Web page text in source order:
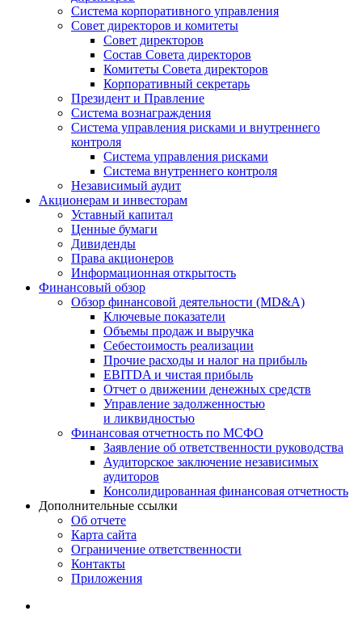
Система корпоративного управления
Совет директоров и комитеты
Совет директоров
Состав Совета директоров
Комитеты Совета директоров
Корпоративный секретарь
Президент и Правление
Система вознаграждения
Система управления рисками и внутреннего
контроля
Система управления рисками
Система внутреннего контроля
Независимый аудит
Акционерам и инвесторам
Уставный капитал
Ценные бумаги
Дивиденды
Права акционеров
Информационная открытость
Финансовый обзор
Обзор финансовой деятельности (MD&A)
Ключевые показатели
Объемы продаж и выручка
Себестоимость реализации
Прочие расходы и налог на прибыль
EBITDA и чистая прибыль
Отчет о движении денежных средств
Управление задолженностью
и ликвидностью
Финансовая отчетность по МСФО
Заявление об ответственности руководства
Аудиторское заключение независимых
аудиторов
Консолидированная финансовая отчетность
Дополнительные ссылки
Об отчете
Карта сайта
Ограничение ответственности
Контакты
Приложения